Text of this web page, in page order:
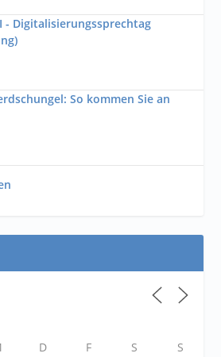
- Digitalisierungssprechtag
So kommen Sie an
D F S S